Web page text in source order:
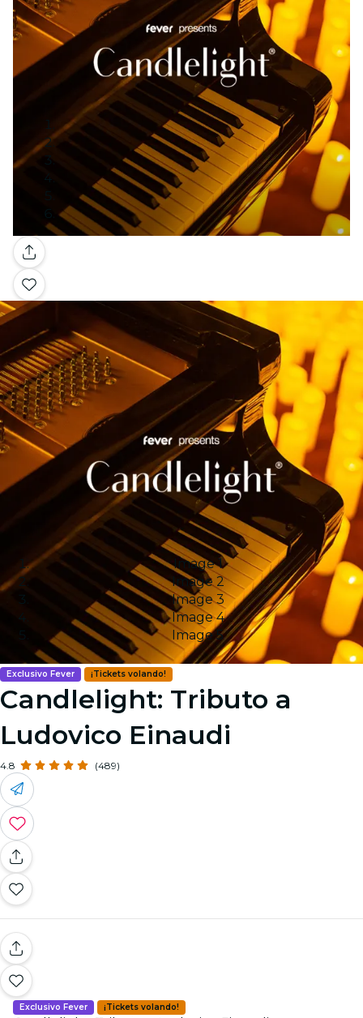
Galería
Image 1
Image 2
Image 3
Image 4
Image 5
Exclusivo Fever ¡Tickets volando!
Candlelight: Tributo a
Ludovico Einaudi
4.8 (489)
Exclusivo Fever ¡Tickets volando!